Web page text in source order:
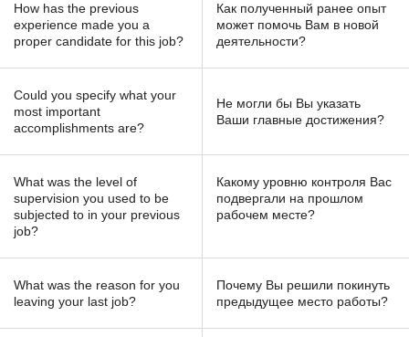
How has the previous
experience made you a
proper candidate for this job?
Как полученный ранее опыт
может помочь Вам в новой
деятельности?
Could you specify what your
most important
accomplishments are?
Не могли бы Вы указать
Ваши главные достижения?
What was the level of
supervision you used to be
subjected to in your previous
job?
Какому уровню контроля Вас
подвергали на прошлом
рабочем месте?
What was the reason for you
leaving your last job?
Почему Вы решили покинуть
предыдущее место работы?